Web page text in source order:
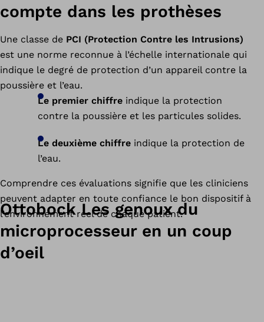
compte dans les prothèses
Une classe de PCI (Protection Contre les Intrusions)
est une norme reconnue à l’échelle internationale qui
indique le degré de protection d’un appareil contre la
poussière et l’eau.
Le premier chiffre indique la protection
contre la poussière et les particules solides.
Le deuxième chiffre indique la protection de
l’eau.
Comprendre ces évaluations signifie que les cliniciens
peuvent adapter en toute confiance le bon dispositif à
l’environnement réel de chaque patient.
Ottobock Les genoux du
microprocesseur en un coup
d’oeil